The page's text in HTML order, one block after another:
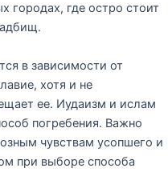
городах, где остро стоит
в зависимости от
хотя и не
ее. Иудаизм и ислам
погребения. Важно
чувствам усопшего и
при выборе способа